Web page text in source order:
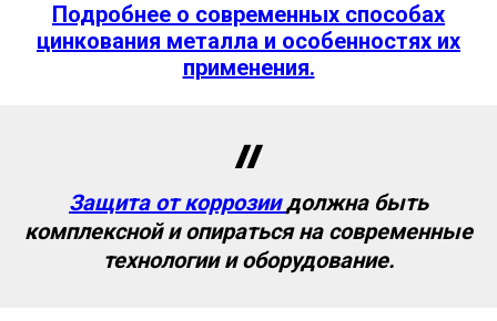
Подробнее о современных способах
цинкования металла и особенностях их
применения.
Защита от коррозиидолжна быть
комплексной и опираться на современные
технологии и оборудование.